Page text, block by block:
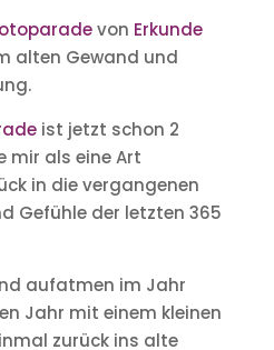
von Erkunde
alten Gewand und
ist jetzt schon 2
mir als eine Art
in die vergangenen
Gefühle der letzten 365
aufatmen im Jahr
Jahr mit einem kleinen
zurück ins alte